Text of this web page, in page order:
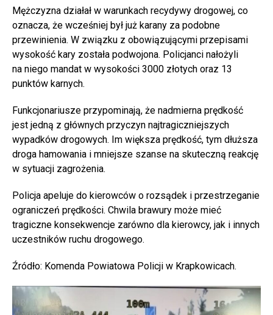
Mężczyzna działał w warunkach recydywy drogowej, co
oznacza, że wcześniej był już karany za podobne
przewinienia. W związku z obowiązującymi przepisami
wysokość kary została podwojona. Policjanci nałożyli
na niego mandat w wysokości 3000 złotych oraz 13
punktów karnych.
Funkcjonariusze przypominają, że nadmierna prędkość
jest jedną z głównych przyczyn najtragiczniejszych
wypadków drogowych. Im większa prędkość, tym dłuższa
droga hamowania i mniejsze szanse na skuteczną reakcję
w sytuacji zagrożenia.
Policja apeluje do kierowców o rozsądek i przestrzeganie
ograniczeń prędkości. Chwila brawury może mieć
tragiczne konsekwencje zarówno dla kierowcy, jak i innych
uczestników ruchu drogowego.
Źródło: Komenda Powiatowa Policji w Krapkowicach.